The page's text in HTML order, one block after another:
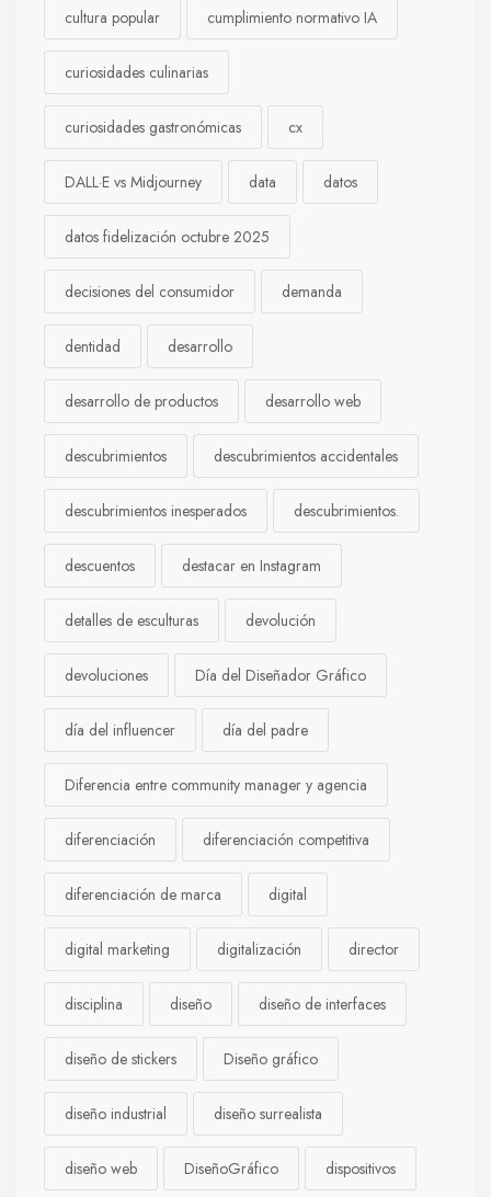
cultura popular cumplimiento normativo IA
curiosidades culinarias
curiosidades gastronómicas cx
DALL·E vs Midjourney data datos
datos fidelización octubre 2025
decisiones del consumidor demanda
dentidad desarrollo
desarrollo de productos desarrollo web
descubrimientos descubrimientos accidentales
descubrimientos inesperados descubrimientos.
descuentos destacar en Instagram
detalles de esculturas devolución
devoluciones Día del Diseñador Gráfico
día del influencer día del padre
Diferencia entre community manager y agencia
diferenciación diferenciación competitiva
diferenciación de marca digital
digital marketing digitalización director
disciplina diseño diseño de interfaces
diseño de stickers Diseño gráfico
diseño industrial diseño surrealista
diseño web DiseñoGráfico dispositivos